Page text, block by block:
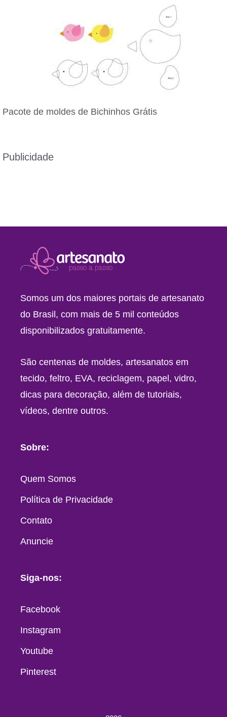
Pacote de moldes de Bichinhos Grátis
Publicidade
Somos um dos maiores portais de artesanato
do Brasil, com mais de 5 mil conteúdos
disponibilizados gratuitamente.
São centenas de moldes, artesanatos em
tecido, feltro, EVA, reciclagem, papel, vidro,
dicas para decoração, além de tutoriais,
vídeos, dentre outros.
Sobre:
Quem Somos
Política de Privacidade
Contato
Anuncie
Siga-nos:
Facebook
Instagram
Youtube
Pinterest